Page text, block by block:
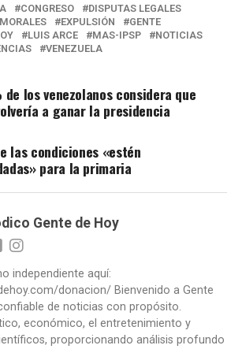
CONGRESO
DISPUTAS LEGALES
EXPULSIÓN
GENTE
LUIS ARCE MAS-IPSP
NOTICIAS
VENEZUELA
los venezolanos considera que
a ganar la presidencia
las condiciones «estén
para la primaria
Gente de Hoy
independiente aquí:
donacion/ Bienvenido a Gente
de noticias con propósito.
económico, el entretenimiento y
proporcionando análisis profundo